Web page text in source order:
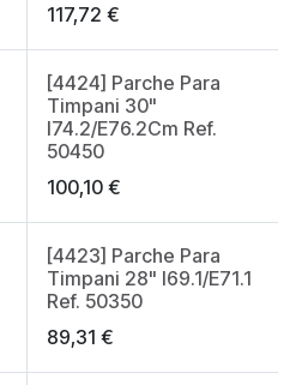
117,72 €
[4424] Parche Para
Timpani 30"
I74.2/E76.2Cm Ref.
50450
100,10€
[4423] Parche Para
Timpani 28" I69.1/E71.1
Ref. 50350
89,31 €